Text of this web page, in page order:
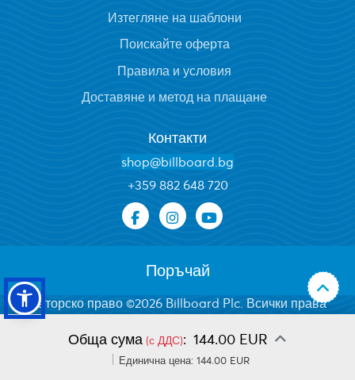
Обща сума (с ДДС): 144.00 EUR
Единична цена: 144.00 EUR
Поръчай
Изтегляне на шаблони
Поискайте оферта
Правила и условия
Доставяне и метод на плащане
Контакти
shop@billboard.bg
+359 882 648 720
Авторско право ©2026 Billboard Plc. Всички права